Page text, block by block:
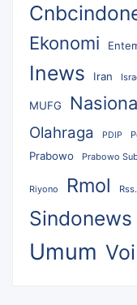
Ekonomi
Inews Iran
MUFG
Olahraga PDIP
Prabowo Prabowo
Riyono Rmol
Sindonews
Umum Voi